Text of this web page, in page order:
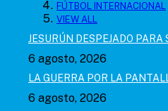
FÚTBOL INTERNACIONAL
VIEW ALL
JESURÚN DESPEJADO PARA
6 agosto, 2026
LA GUERRA POR LA
6 agosto, 2026